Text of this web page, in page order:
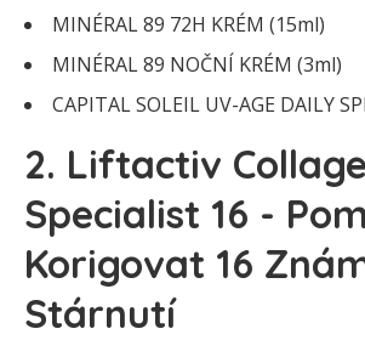
MINÉRAL 89 72H KRÉM (15ml)
MINÉRAL 89 NOČNÍ KRÉM (3ml)
CAPITAL SOLEIL UV-AGE DAILY
2. Liftactiv
Specialist 16 -
Korigovat 16
Stárnutí